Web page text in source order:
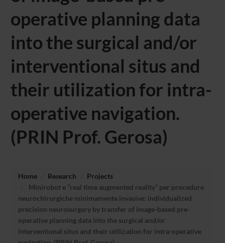
operative planning data
into the surgical and/or
interventional situs and
their utilization for intra-
operative navigation.
(PRIN Prof. Gerosa)
Home Research
Projects
Minirobot e “real time augmented reality” per procedure
neurochirurgiche minimamente invasive: individualized
precision neurosurgery by transfer of image-based pre-
operative planning data into the surgical and/or
interventional situs and their utilization for intra-operative